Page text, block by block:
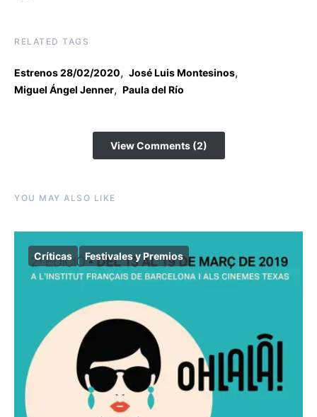
RELATED TAGS
Estrenos 28/02/2020, José Luis Montesinos,
Miguel Ángel Jenner, Paula del Río
View Comments (2)
YOU MAY ALSO LIKE
Críticas Festivales y Premios